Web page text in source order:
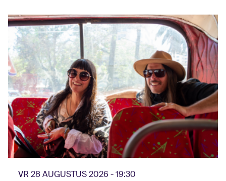
VR 28 AUGUSTUS 2026 - 19:30